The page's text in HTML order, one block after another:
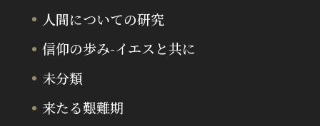
人間についての研究
信仰の歩み-イエスと共に
未分類
来たる艱難期